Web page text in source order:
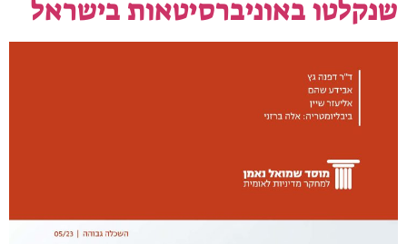
שנקלטו באוניברסיטאות בישראל